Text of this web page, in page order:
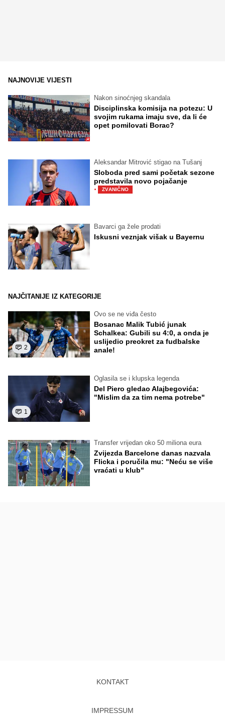
NAJNOVIJE VIJESTI
Nakon sinoćnjeg skandala
Disciplinska komisija na potezu: U
svojim rukama imaju sve, da li će
opet pomilovati Borac?
Aleksandar Mitrović stigao na Tušanj
Sloboda pred sami početak sezone
predstavila novo pojačanje
· ZVANIČNO
Bavarci ga žele prodati
Iskusni veznjak višak u Bayernu
NAJČITANIJE IZ KATEGORIJE
2
Ovo se ne viđa često
Bosanac Malik Tubić junak
Schalkea: Gubili su 4:0, a onda je
uslijedio preokret za fudbalske
anale!
1
Oglasila se i klupska legenda
Del Piero gledao Alajbegovića:
"Mislim da za tim nema potrebe"
Transfer vrijedan oko 50 miliona eura
Zvijezda Barcelone danas nazvala
Flicka i poručila mu: "Neću se više
vraćati u klub"
KONTAKT
IMPRESSUM